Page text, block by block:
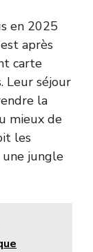
en 2025
après
carte
Leur séjour
la
mieux de
les
une jungle